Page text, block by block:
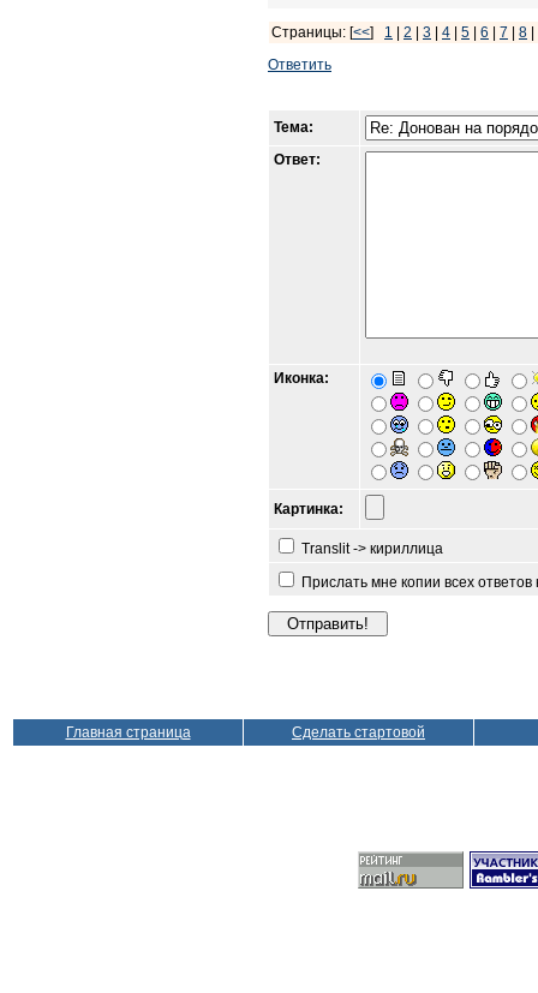
Страницы: [<<] 1 2 3 4 5 6 7 8
Ответить
Тема:
Ответ:
Иконка:
Картинка:
Translit -> кириллица
Прислать мне копии всех
Главная страница Сделать стартовой